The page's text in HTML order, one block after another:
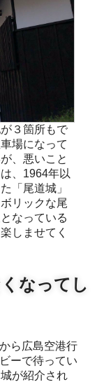
３箇所もで
場になって
、悪いこと
、1964年以
「尾道城」
リックな尾
なっている
しませてく
なってし
ーで待ってい
が紹介され